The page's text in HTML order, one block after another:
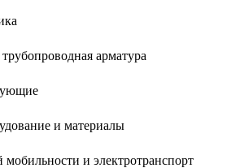
арматура
и материалы
мобильности и электротранспорт